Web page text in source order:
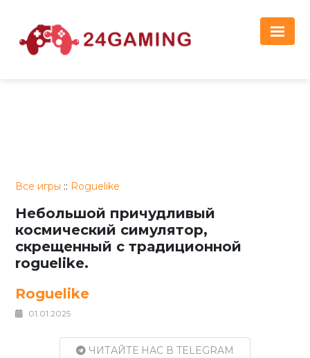
Все игры :: Roguelike
Небольшой причудливый
космический симулятор,
скрещенный с традиционной
roguelike.
Roguelike
01.01.2025
ЧИТАЙТЕ НАС В TELEGRAM